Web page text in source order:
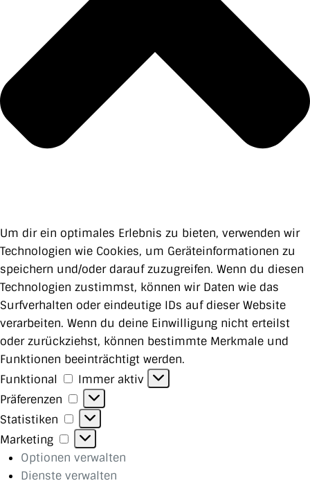
Um dir ein optimales Erlebnis zu bieten, verwenden wir
Technologien wie Cookies, um Geräteinformationen zu
speichern und/oder darauf zuzugreifen. Wenn du diesen
Technologien zustimmst, können wir Daten wie das
Surfverhalten oder eindeutige IDs auf dieser Website
verarbeiten. Wenn du deine Einwilligung nicht erteilst
oder zurückziehst, können bestimmte Merkmale und
Funktionen beeinträchtigt werden.
Funktional
Funktional
Immer aktiv
Präferenzen
Präferenzen
Statistiken
Statistiken
Marketing
Marketing
Optionen verwalten
Dienste verwalten